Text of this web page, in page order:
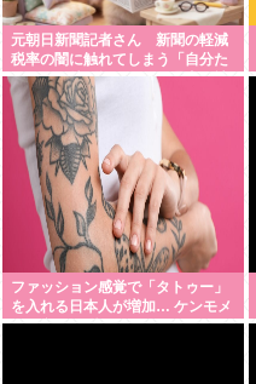
元朝日新聞記者さん 新聞の軽減
税率の闇に触れてしまう「自分た
ちだけが特別扱いされる理由を社
説で論じてほしい」
ファッション感覚で「タトゥー」
を入れる日本人が増加… ケンモメ
ンの意見を聞きたい。